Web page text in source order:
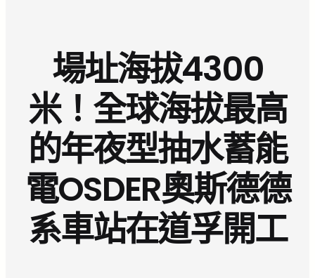
場址海拔4300
米！全球海拔最高
的年夜型抽水蓄能
電OSDER奧斯德德
系車站在道孚開工